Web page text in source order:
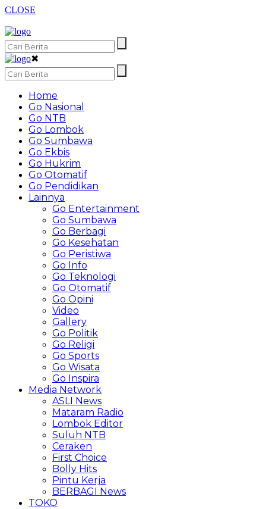
CLOSE
✖
Home
Go Nasional
Go NTB
Go Lombok
Go Sumbawa
Go Ekbis
Go Hukrim
Go Otomatif
Go Pendidikan
Lainnya
Go Entertainment
Go Sumbawa
Go Berbagi
Go Kesehatan
Go Peristiwa
Go Info
Go Teknologi
Go Otomatif
Go Opini
Video
Gallery
Go Politik
Go Religi
Go Sports
Go Wisata
Go Inspira
Media Network
ASLI News
Mataram Radio
Lombok Editor
Suluh NTB
Ceraken
First Choice
Bolly Hits
Pintu Kerja
BERBAGI News
TOKO